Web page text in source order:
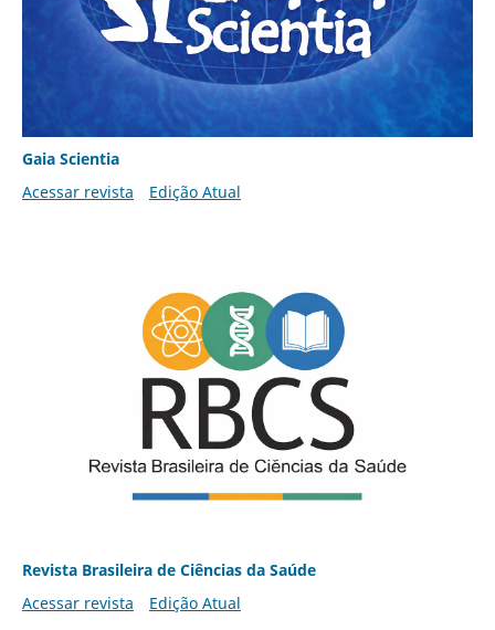
Gaia Scientia
Acessar revista
Edição Atual
Revista Brasileira de Ciências da Saúde
Acessar revista
Edição Atual